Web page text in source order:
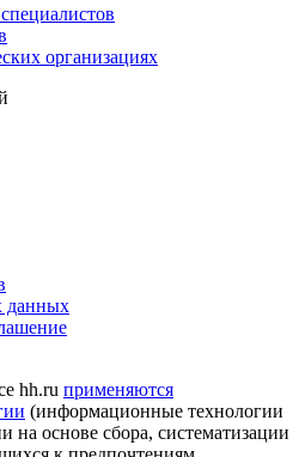
организациях
данных
hh.ru применяются
(информационные технологии
на основе сбора, систематизации